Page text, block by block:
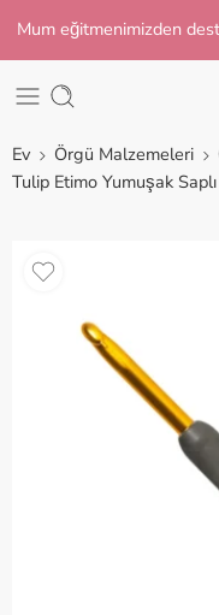
Mum eğitmenimizden
Ev Örgü Malzemeleri
Tulip Etimo Yumuşak Saplı